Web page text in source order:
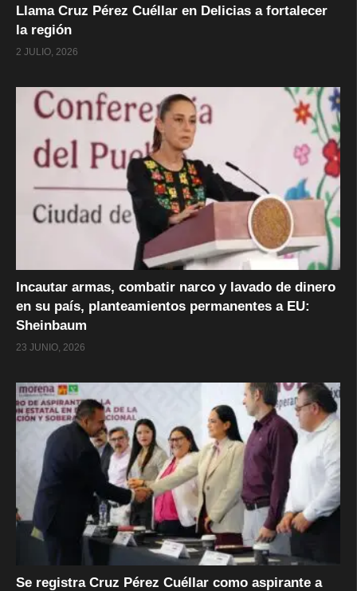
Llama Cruz Pérez Cuéllar en Delicias a fortalecer
la región
2 JULIO, 2026
Incautar armas, combatir narco y lavado de dinero
en su país, planteamientos permanentes a EU:
Sheinbaum
23 JUNIO, 2026
Se registra Cruz Pérez Cuéllar como aspirante a